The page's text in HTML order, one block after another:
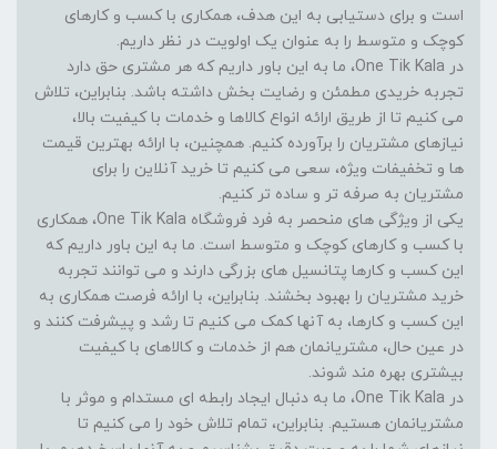
است و برای دستیابی به این هدف، همکاری با کسب و کارهای
کوچک و متوسط را به عنوان یک اولویت در نظر داریم.
در One Tik Kala، ما به این باور داریم که هر مشتری حق دارد
تجربه خریدی مطمئن و رضایت بخش داشته باشد. بنابراین، تلاش
می کنیم تا از طریق ارائه انواع کالاها و خدمات با کیفیت بالا،
نیازهای مشتریان را برآورده کنیم. همچنین، با ارائه بهترین قیمت
ها و تخفیفات ویژه، سعی می کنیم تا خرید آنلاین را برای
مشتریان به صرفه تر و ساده تر کنیم.
یکی از ویژگی های منحصر به فرد فروشگاه One Tik Kala، همکاری
با کسب و کارهای کوچک و متوسط است. ما به این باور داریم که
این کسب و کارها پتانسیل های بزرگی دارند و می توانند تجربه
خرید مشتریان را بهبود بخشند. بنابراین، با ارائه فرصت همکاری به
این کسب و کارها، به آنها کمک می کنیم تا رشد و پیشرفت کنند و
در عین حال، مشتریانمان هم از خدمات و کالاهای با کیفیت
بیشتری بهره مند شوند.
در One Tik Kala، ما به دنبال ایجاد رابطه ای مستدام و موثر با
مشتریانمان هستیم. بنابراین، تمام تلاش خود را می کنیم تا